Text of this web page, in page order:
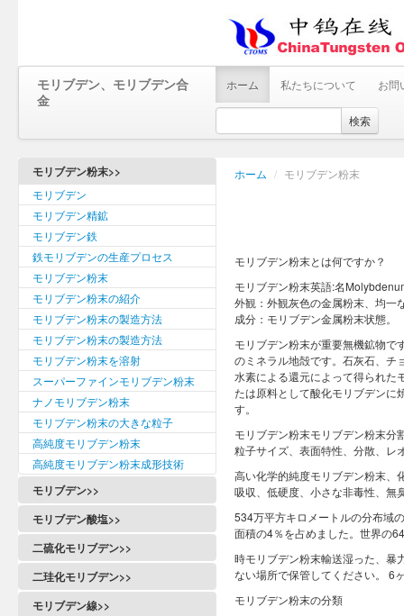
モリブデン、モリブデン合
金
ホーム 私たちについて お問
検索
モリブデン粉末>>
モリブデン
モリブデン精鉱
モリブデン鉄
鉄モリブデンの生産プロセス
モリブデン粉末
モリブデン粉末の紹介
モリブデン粉末の製造方法
モリブデン粉末の製造方法
モリブデン粉末を溶射
スーパーファインモリブデン粉末
ナノモリブデン粉末
モリブデン粉末の大きな粒子
高純度モリブデン粉末
高純度モリブデン粉末成形技術
モリブデン>>
モリブデン酸塩>>
二硫化モリブデン>>
二珪化モリブデン>>
モリブデン線>>
ホーム / モリブデン粉末
モリブデン粉末とは何ですか？
モリブデン粉末英語:名
外観：外観灰色の金属粉末、均一
成分：モリブデン金属粉末状態。
モリブデン粉末が重要無機鉱物で
のミネラル地殻です。石灰石、チ
水素による還元によって得られた
たは原料として酸化モリブデンに
す。
モリブデン粉末モリブデン粉末分
粒子サイズ、表面特性、分散、レ
高い化学的純度モリブデン粉末
吸収、低硬度、小さな非毒性、無
534万平方キロメートルの分布域
面積の4％を占めました。世界の
時モリブデン粉末輸送湿った、暴
ない場所で保管してください。 6
モリブデン粉末の分類